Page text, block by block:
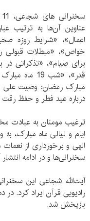
عناوین آن‌ها به ترتیب
اعمال»، «شرایط روزه
خواص»، «مبطلات قبولی
برای صیام»، «تذکراتی
مبارک رمضان: وصیت
درباره عید فطر و حفظ
ترغیب مومنان به عبادت
ایام و لیالی ماه مبارک،
الهی و برخورداری از
سخنرانی‌ها و در ادامه
رادیویی قرآن ایراد کرد.
بازپخش شد.